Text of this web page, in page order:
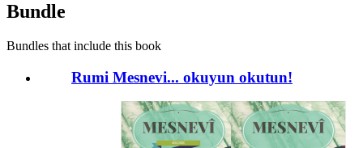
Bundle
Bundles that include this book
Rumi Mesnevi... okuyun okutun!